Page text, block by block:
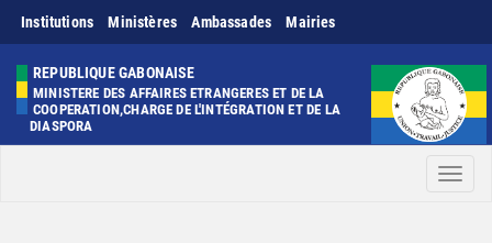
Institutions Ministères Ambassades Mairies
REPUBLIQUE GABONAISE
MINISTERE DES AFFAIRES ETRANGERES ET DE LA
COOPERATION,CHARGE DE L'INTÉGRATION ET DE LA
DIASPORA
Menu